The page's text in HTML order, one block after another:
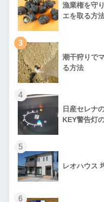
漁業権を守
エを取る方
3
潮干狩りで
る方法
4
日産セレナ
KEY警告灯
5
レオハウス
6